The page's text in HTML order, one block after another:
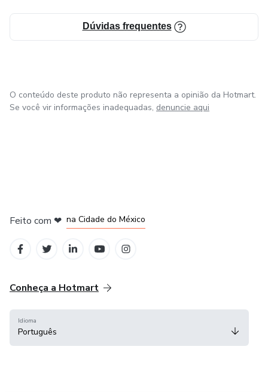
Dúvidas frequentes
O conteúdo deste produto não representa a opinião da Hotmart.
Se você vir informações inadequadas, denuncie aqui
Feito com ❤ na Cidade do México
Conheça a Hotmart
Idioma
Português